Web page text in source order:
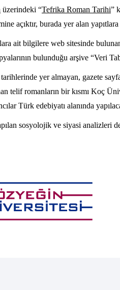
üzerindeki “Tefrika Roman Tarihi”
açıktır, burada yer alan
ait bilgilere web sitesinde
bulunduğu arşive “Veri
yer almayan, gazete
telif romanların bir kısmı Koç
Türk edebiyatı alanında
sosyolojik ve siyasi analizleri